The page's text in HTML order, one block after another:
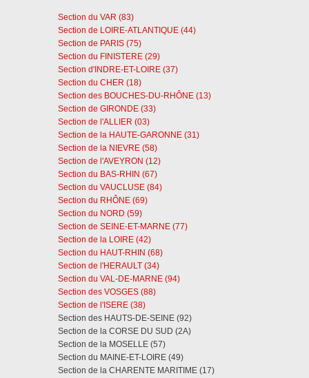
Section du VAR (83)
Section de LOIRE-ATLANTIQUE (44)
Section de PARIS (75)
Section du FINISTERE (29)
Section d'INDRE-ET-LOIRE (37)
Section du CHER (18)
Section des BOUCHES-DU-RHÔNE (13)
Section de GIRONDE (33)
Section de l'ALLIER (03)
Section de la HAUTE-GARONNE (31)
Section de la NIEVRE (58)
Section de l'AVEYRON (12)
Section du BAS-RHIN (67)
Section du VAUCLUSE (84)
Section du RHÔNE (69)
Section du NORD (59)
Section de SEINE-ET-MARNE (77)
Section de la LOIRE (42)
Section du HAUT-RHIN (68)
Section de l'HERAULT (34)
Section du VAL-DE-MARNE (94)
Section des VOSGES (88)
Section de l'ISERE (38)
Section des HAUTS-DE-SEINE (92)
Section de la CORSE DU SUD (2A)
Section de la MOSELLE (57)
Section du MAINE-ET-LOIRE (49)
Section de la CHARENTE MARITIME (17)